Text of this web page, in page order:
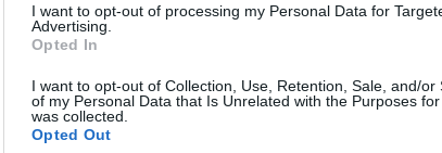
I want to opt-out of processing my Personal Data for
Advertising.
Opted In
I want to opt-out of Collection, Use, Retention, Sale, and/or
of my Personal Data that Is Unrelated with the Purposes
was collected.
Opted Out